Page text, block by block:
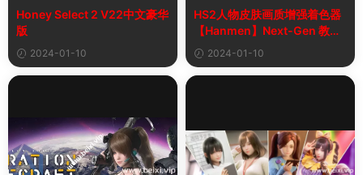
（Other Games） · 资源中心
（Resource Center）
Honey Select 2 V22中文豪华
版
2024-01-10
【她】游戏（Other Games）·
插件（Plugins）
HS2人物皮肤画质增强着色器
【Hanmen】Next-Gen 教程
及下载【最新版】
2024-01-10